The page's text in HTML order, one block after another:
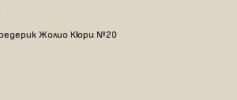
Жолио Кюри №20